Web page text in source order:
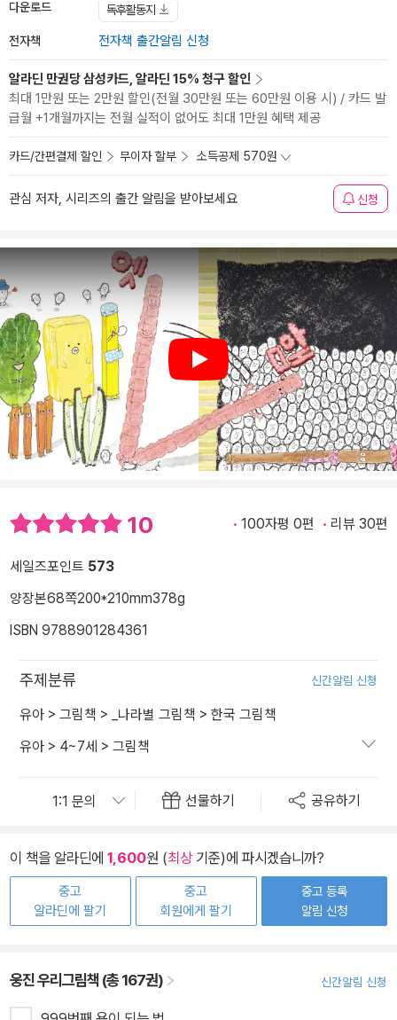
다운로드 독후활동지
전자책 전자책 출간알림 신청
알라딘 만권당 삼성카드, 알라딘 15% 청구 할인
최대 1만원 또는 2만원 할인(전월 30만원 또는 60만원 이용 시) / 카드 발
급월 +1개월까지는 전월 실적이 없어도 최대 1만원 혜택 제공
카드/간편결제 할인 무이자 할부 소득공제 570원
관심 저자, 시리즈의 출간 알림을 받아보세요 신청
Play
10 100자평 0편 리뷰 30편
세일즈포인트 573
양장본68쪽200*210mm378g
ISBN 9788901284361
주제분류 신간알림 신청
유아 > 그림책 > _나라별 그림책 > 한국 그림책
유아 > 4~7세 > 그림책
선물하기 공유하기
이 책을 알라딘에 1,600원 (최상기준)에 파시겠습니까?
중고
알라딘에 팔기
중고
회원에게 팔기
중고 등록
알림 신청
웅진 우리그림책 (총 167권) 신간알림 신청